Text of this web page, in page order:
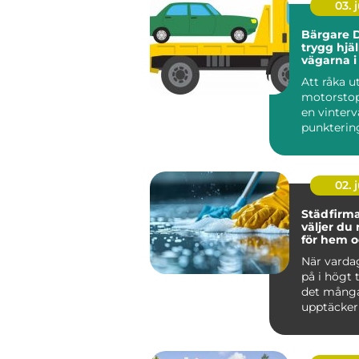
03.
Bärgare
trygg
vägarna i
Att råka
en
02.
Städfirma
väljer du
för hem
När
på i högt
det
hjälp a...